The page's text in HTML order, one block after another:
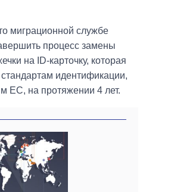
миграционной службе
процесс замены
на ID-карточку, которая
стандартам идентификации,
ЕС, на протяжении 4 лет.